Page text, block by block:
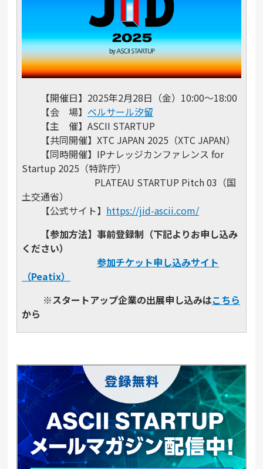
【開催日】2025年2月28日（金）10:00～18:00
【会 場】 ベルサール汐留
【主 催】ASCII STARTUP
【共同開催】XTC JAPAN 2025（XTC JAPAN）
【同時開催】IPナレッジカンファレンス for
Startup 2025（特許庁）
PLATEAU STARTUP Pitch 03（国
土交通省）
【公式サイト】 https://jid-ascii.com/
【参加⽅法】事前登録制（下記よりお申し込み
ください）
参加チケット申し込みサイト
（Peatix）
※スタートアップ企業の出展申し込みはこちら
から